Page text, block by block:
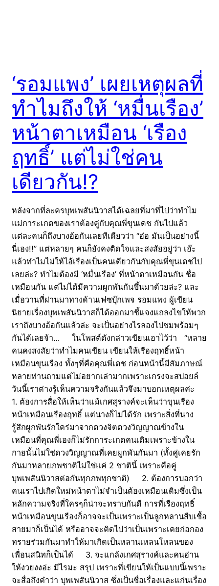
‘รอมแพง’ เผยเหตุผลที่
ทำไมถึงให้ ‘หมื่นเรือง’
หน้าตาเหมือน ‘เรือง
ฤทธิ์’ แต่ไม่ใช่คน
เดียวกัน!?
หลังจากที่ละครบุพเพสันนิวาสได้เฉลยที่มาที่ไปว่าทำไม
แม่การะเกดของเราต้องคู่กับคุณพี่ขุนเดช กันไปแล้ว
แต่ละคนก็ถึงบางอ้อกันเลยทีเดียวว่า “อ๋อ มันเป็นอย่างนี้
นี่เอง!!” แต่หลายๆ คนก็ยังคงติดใจและสงสัยอยู่ว่า เอ๊ะ
แล้วทำไมไม่ให้ไอ้เรืองเป็นคนเดียวกันกับคุณพี่ขุนเดชไป
เลยล่ะ? ทำไมต้องมี ‘หมื่นเรือง’ ที่หน้าตาเหมือนกัน ชื่อ
เหมือนกัน แต่ไม่ได้มีความผูกพันกันขึ้นมาด้วยล่ะ? และ
เมื่อวานที่ผ่านมาทางด้านเฟซบุ๊กเพจ รอมแพง ผู้เขียน
นิยายเรื่องบุพเพสันนิวาสก็ได้ออกมาชี้แจงแถลงไขให้พวก
เราถึงบางอ้อกันแล้วล่ะ จะเป็นอย่างไรลองไปชมพร้อมๆ
กันได้เลยจ้า… ในโพสต์ดังกล่าวเขียนเอาไว้ว่า “หลาย
คนคงสงสัยว่าทำไมคนเขียน เขียนให้เรืองฤทธิ์หน้า
เหมือนขุนเรือง ทั้งๆที่คือคุณพี่เดช ก่อนหน้านี้มีสัมภาษณ์
หลายท่านถามแต่ไม่อยากเล่ามากเพราะเกรงจะสปอยล์
วันนี้เราต่างรู้เห็นความจริงกันแล้วจึงมาบอกเหตุผลค่ะ
1. ต้องการสื่อให้เห็นว่าแม้เกศสุรางค์จะเห็นว่าขุนเรือง
หน้าเหมือนเรืองฤทธิ์ แต่นางก็ไม่ได้รัก เพราะสิ่งที่นาง
รู้สึกผูกพันรักใคร่มาจากดวงจิตดวงวิญญาณข้างใน
เหมือนที่คุณพี่เองก็ไม่รักการะเกดคนเดิมเพราะข้างใน
กายนั้นไม่ใช่ดวงวิญญาณที่เคยผูกพันกันมา (ทั้งคู่เคยรัก
กันมาหลายภพชาติไม่ใช่แค่ 2 ชาตินี้ เพราะคือคู่
บุพเพสันนิวาสต่อกันทุกภพทุกชาติ) 2. ต้องการบอกว่า
คนเราไปเกิดใหม่หน้าตาไม่จำเป็นต้องเหมือนเดิมซึ่งเป็น
หลักความจริงที่ใครๆก็น่าจะทราบกันดี การที่เรืองฤทธิ์
หน้าเหมือนขุนเรืองก็อาจจะเป็นเพราะเป็นลูกหลานสืบเชื้อ
สายมาก็เป็นได้ หรืออาจจะคิดไปว่าเป็นเพราะเคยก่อกอง
ทรายร่วมกันมาทำให้มาเกิดเป็นหลานเหลนโหลนของ
เพื่อนสนิทก็เป็นได้ 3. จะแกล้งเกศสุรางค์และคนอ่าน
ให้งวยงงอ่ะ มีไรมะ สรุป เพราะที่เขียนให้เป็นแบบนี้เพราะ
จะสื่อถึงคำว่า บุพเพสันนิวาส ซึ่งเป็นชื่อเรื่องและแก่นเรื่อง